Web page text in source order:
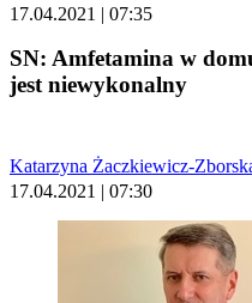
17.04.2021 | 07:35
SN: Amfetamina w
jest niewykonalny
Katarzyna Żaczkiewicz-
17.04.2021 | 07:30